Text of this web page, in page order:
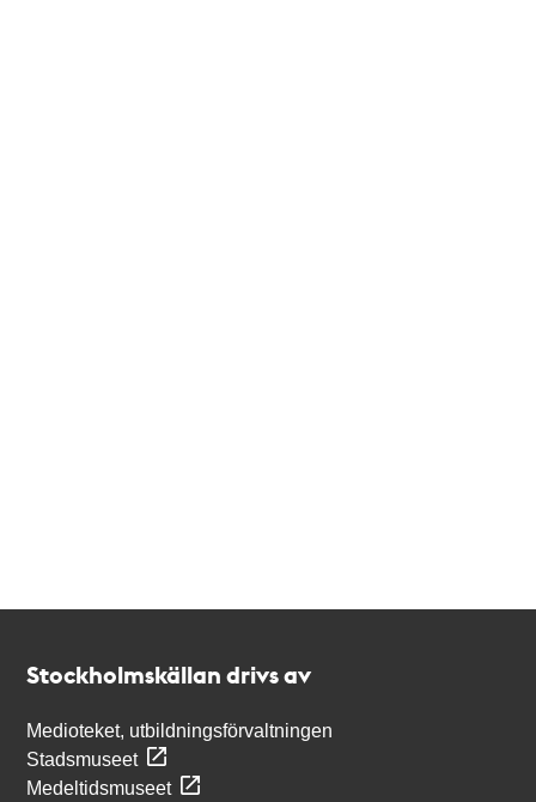
Stockholmskällan drivs av
Medioteket, utbildningsförvaltningen
Stadsmuseet
Medeltidsmuseet